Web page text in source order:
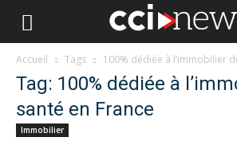
Accueil Tags 100% dédiée à l’immobilier
Tag: 100% dédiée à
santé en France
Immobilier